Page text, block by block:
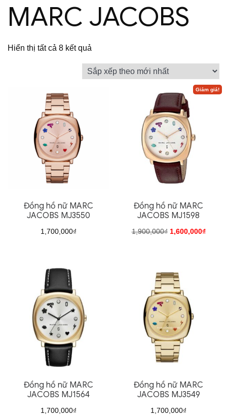
MARC JACOBS
Hiển thị tất cả 8 kết quả
sắp
xếp
Đồng hồ nữ MARC
JACOBS MJ3550
1,700,000₫
Giảm giá!
Đồng hồ nữ MARC
JACOBS MJ1598
1,900,000₫ Giá
1,900,000₫.
1,600,000₫Giá
Đồng hồ nữ MARC
JACOBS MJ1564
1,700,000₫
Đồng hồ nữ MARC
JACOBS MJ3549
1,700,000₫